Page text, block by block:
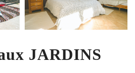
JARDINS